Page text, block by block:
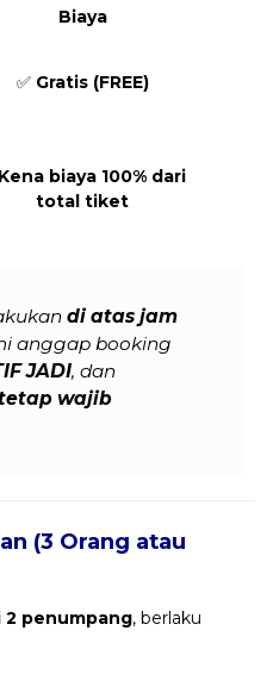
Biaya
✅ Gratis (FREE)
Kena biaya 100% dari
total tiket
di atas jam
anggap booking
JADI, dan
wajib
(3 Orang atau
2 penumpang, berlaku